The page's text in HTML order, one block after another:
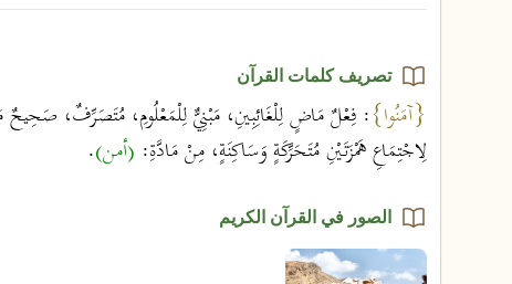
تصريف كلمات القرآن
{آمَنُوا}: فِعْلٌ مَاضٍ لِلْغَائِبِينِ، مَبْنِيٌّ لِلْمَعْلُومِ، مُتَصَرِّفٌ، صَحِيحٌ
لِاجْتِمَاعِ هَمْزَتَيْنِ مُتَحَرِّكَةٍ وَسَاكِنَةٍ، مِنْ مَادَّةِ: (أمن).
الصور في القرآن الكريم